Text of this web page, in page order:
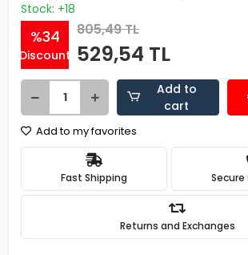
Stock: +18
%34
Discount
805,49 TL
529,54 TL
Add to
cart
Add to my favorites
Fast Shipping
Returns and Exchanges